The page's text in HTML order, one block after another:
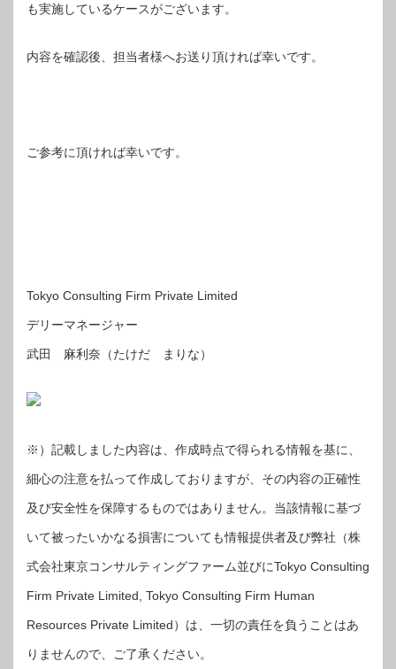
も実施しているケースがございます。
内容を確認後、担当者様へお送り頂ければ幸いです。
ご参考に頂ければ幸いです。
Tokyo Consulting Firm Private Limited
デリーマネージャー
武田 麻利奈（たけだ まりな）
※）記載しました内容は、作成時点で得られる情報を基に、
細心の注意を払って作成しておりますが、その内容の正確性
及び安全性を保障するものではありません。当該情報に基づ
いて被ったいかなる損害についても情報提供者及び弊社（株
式会社東京コンサルティングファーム並びにTokyo Consulting
Firm Private Limited, Tokyo Consulting Firm Human
Resources Private Limited）は、一切の責任を負うことはあ
りませんので、ご了承ください。